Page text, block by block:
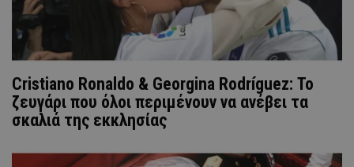
Cristiano Ronaldo & Georgina Rodríguez: Το
ζευγάρι που όλοι περιμένουν να ανέβει τα
σκαλιά της εκκλησίας